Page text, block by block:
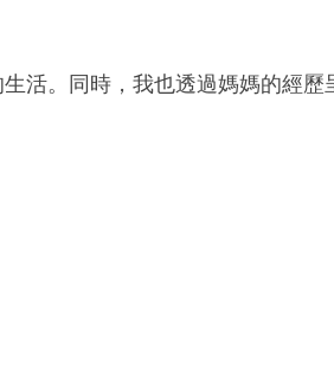
活。同時， 我也透過媽媽的經歷